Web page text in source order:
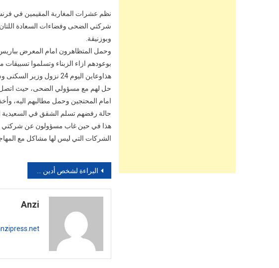
العقار
بباريس
الله
يحاورهم
وبوزنيقة.
وحمل المتظاهرون امام المعرض
بوعودهم ازاء الزبناء وتسلموا تسبيقات
هذاوعاين اليوم 24 نزول
حل لهم مع مسؤولي الضحى، حيث اتصل
امام المحتجين وحمل مطالبهم اليه،
حالة رفضهم تسلم الشقق في السعيدية
هذا في حين غاب مسؤولون عن شركتي
الشركات التي ليس لها مشاكل مع
تصفّح
المقالات
البراءة لشخص أدين بـ15 سنة سجنا نافذا بتهمة قتل زوجته
Anzi